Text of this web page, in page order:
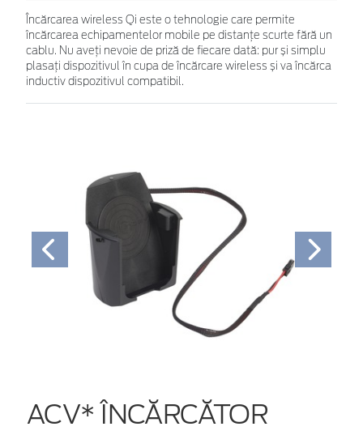
Încărcarea wireless Qi este o tehnologie care permite
încărcarea echipamentelor mobile pe distanțe scurte fără un
cablu. Nu aveți nevoie de priză de fiecare dată: pur și simplu
plasați dispozitivul în cupa de încărcare wireless și va încărca
inductiv dispozitivul compatibil.
ACV* ÎNCĂRCĂTOR